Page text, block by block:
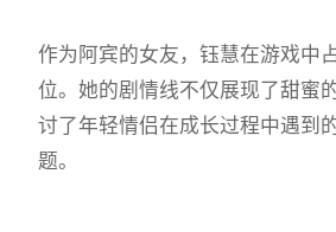
作为阿宾的女友，钰慧在游戏中
位。她的剧情线不仅展现了甜蜜
讨了年轻情侣在成长过程中遇到
题。